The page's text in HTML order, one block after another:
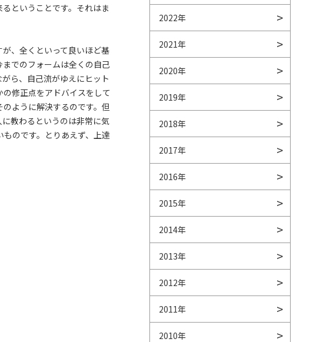
ということです。それはま
、全くといって良いほど基
でのフォームは全くの自己
ら、自己流がゆえにヒット
修正点をアドバイスをして
ように解決するのです。但
教わるというのは非常に気
のです。とりあえず、上達
2022年
2021年
2020年
2019年
2018年
2017年
2016年
2015年
2014年
2013年
2012年
2011年
2010年